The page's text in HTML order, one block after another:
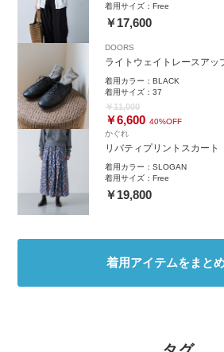
着用サイズ：Free
￥17,600
DOORS
ライトウェイトレースアッ
着用カラー：BLACK
着用サイズ：37
￥11,000
￥6,600 40%OFF
かぐれ
リバティプリントスカート
着用カラー：SLOGAN
着用サイズ：Free
￥19,800
着用アイテムをまと